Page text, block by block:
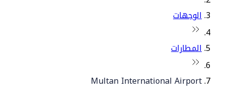
الوجهات
المطارات
Multan International Airport